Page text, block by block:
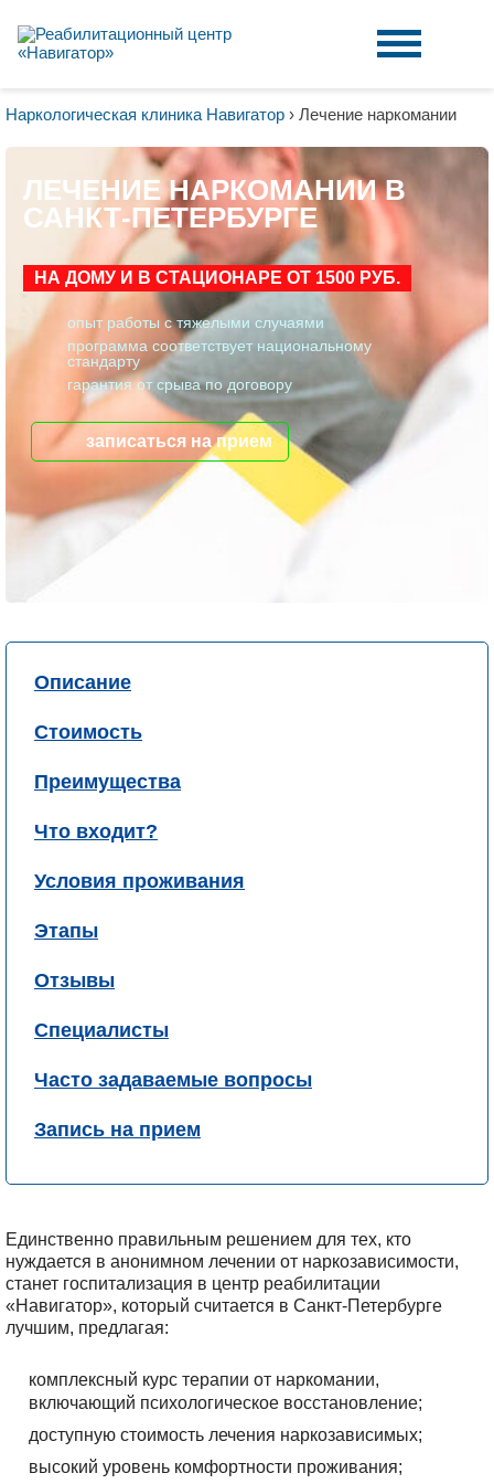
Наркологическая клиника Навигатор › Лечение наркомании
ЛЕЧЕНИЕ НАРКОМАНИИ В
САНКТ-ПЕТЕРБУРГЕ
НА ДОМУ И В СТАЦИОНАРЕ ОТ 1500 РУБ.
опыт работы с тяжелыми случаями
программа соответствует национальному
стандарту
гарантия от срыва по договору
записаться на прием
Описание
Стоимость
Преимущества
Что входит?
Условия проживания
Этапы
Отзывы
Специалисты
Часто задаваемые вопросы
Запись на прием
Единственно правильным решением для тех, кто
нуждается в анонимном лечении от наркозависимости,
станет госпитализация в центр реабилитации
«Навигатор», который считается в Санкт-Петербурге
лучшим, предлагая:
комплексный курс терапии от наркомании,
включающий психологическое восстановление;
доступную стоимость лечения наркозависимых;
высокий уровень комфортности проживания;